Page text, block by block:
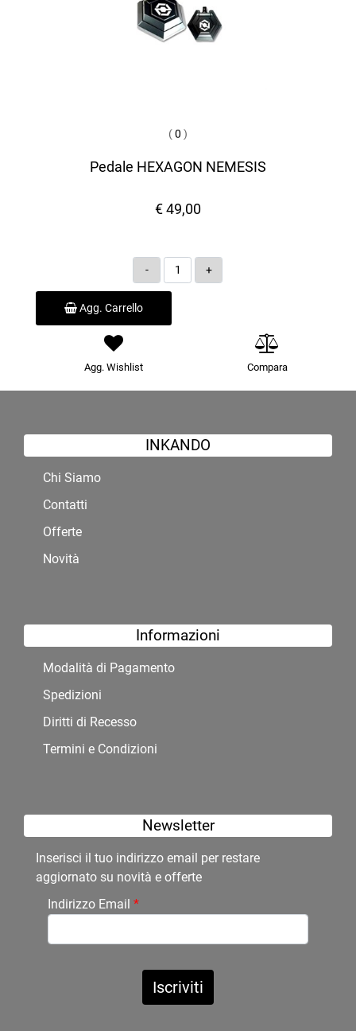
(0 )
Pedale HEXAGON NEMESIS
€ 49,00
Quantità
Agg. Carrello
Agg. Wishlist Compara
INKANDO
Chi Siamo
Contatti
Offerte
Novità
Informazioni
Modalità di Pagamento
Spedizioni
Diritti di Recesso
Termini e Condizioni
Newsletter
Inserisci il tuo indirizzo email per restare
aggiornato su novità e offerte
Indirizzo Email *